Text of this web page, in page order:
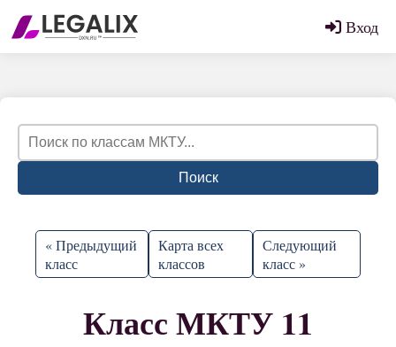
Вход
Поиск
« Предыдущий
класс
Карта всех
классов
Следующий
класс »
Класс МКТУ 11